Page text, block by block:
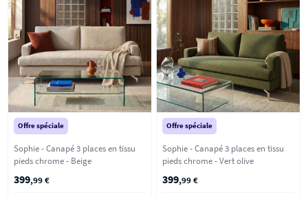
Offre spéciale
Sophie - Canapé 3 places en tissu
pieds chrome - Beige
399,99 €
Offre spéciale
Sophie - Canapé 3 places en tissu
pieds chrome - Vert olive
399,99 €